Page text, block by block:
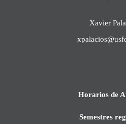
Xavier
Horarios de
Semestres